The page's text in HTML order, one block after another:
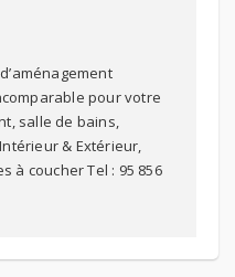
pour votre
salle de bains,
& Extérieur,
à coucher Tel : 95 856